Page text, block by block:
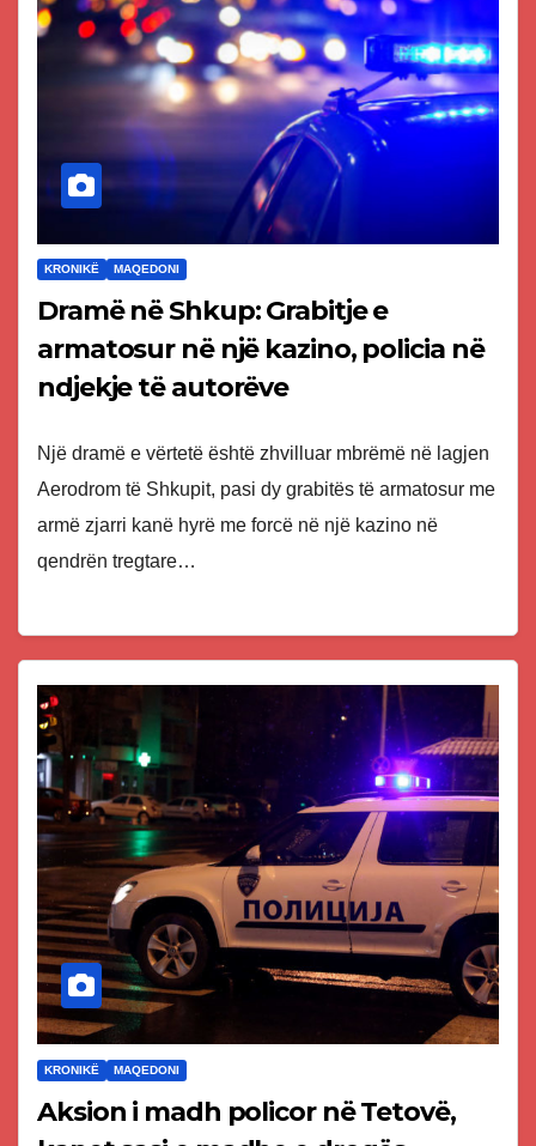
KRONIKË MAQEDONI
Dramë në Shkup: Grabitje e
armatosur në një kazino, policia në
ndjekje të autorëve
Një dramë e vërtetë është zhvilluar mbrëmë në lagjen
Aerodrom të Shkupit, pasi dy grabitës të armatosur me
armë zjarri kanë hyrë me forcë në një kazino në
qendrën tregtare…
KRONIKË MAQEDONI
Aksion i madh policor në Tetovë,